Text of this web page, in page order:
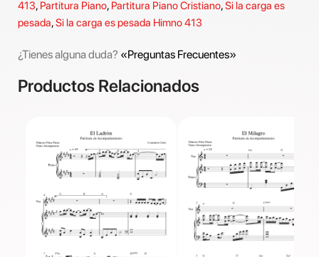
413, Partitura Piano, Partitura Piano Cristiano,Si la carga es
pesada,Si la carga es pesada Himno 413
¿Tienes alguna duda? «Preguntas Frecuentes»
Productos Relacionados